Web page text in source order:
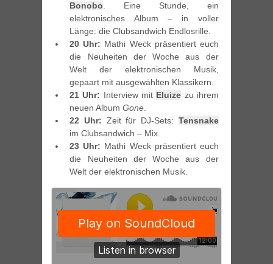
Bonobo. Eine Stunde, ein
elektronisches Album – in voller
Länge: die Clubsandwich Endlosrille.
20 Uhr: Mathi Weck präsentiert euch
die Neuheiten der Woche aus der
Welt der elektronischen Musik,
gepaart mit ausgewählten Klassikern.
21 Uhr: Interview mit Eluize zu ihrem
neuen AlbumGone.
22 Uhr: Zeit für DJ-Sets: Tensnake
im Clubsandwich – Mix.
23 Uhr: Mathi Weck präsentiert euch
die Neuheiten der Woche aus der
Welt der elektronischen Musik.